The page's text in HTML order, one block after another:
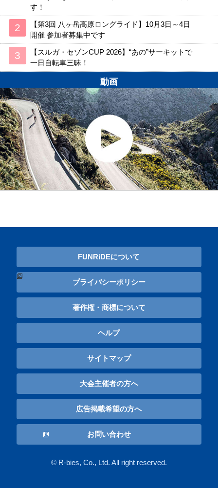
す！
【第3回 八ヶ岳高原ロングライド】10月3日～4日
開催 参加者募集中です
【スルガ・セゾンCUP 2026】“あの”サーキットで
一日自転車三昧！
動画
FUNRiDEについて
プライバシーポリシー
著作権・商標について
ヘルプ
サイトマップ
大会主催者の方へ
広告掲載希望の方へ
お問い合わせ
© R-bies, Co., Ltd. All right reserved.